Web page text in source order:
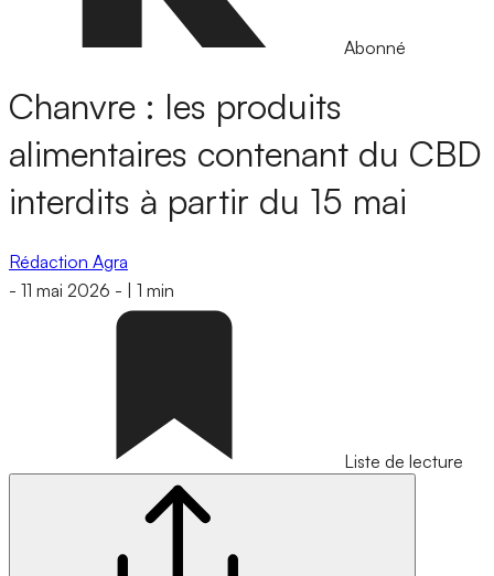
Abonné
Chanvre : les produits
alimentaires contenant du CBD
interdits à partir du 15 mai
Rédaction Agra
- 11 mai 2026 - 1 min
Liste de lecture